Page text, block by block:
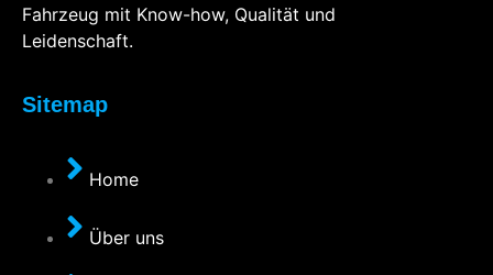
Fahrzeug mit Know-how, Qualität und
Leidenschaft.
Sitemap
Home
Über uns